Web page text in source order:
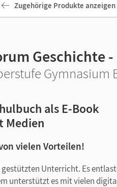
Zugehörige Produkte anzeigen
Geschichte
Gymnasium
als E-Book
Medien
vielen Vorteilen!
Unterricht. Es
unterstützt es mit vielen